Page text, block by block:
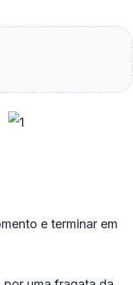
e terminar em